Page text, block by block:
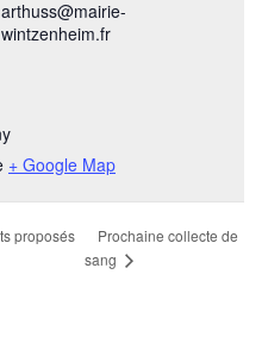
+ Google Map
arthuss@mairie-
wintzenheim.fr
proposés
Prochaine collecte de
sang